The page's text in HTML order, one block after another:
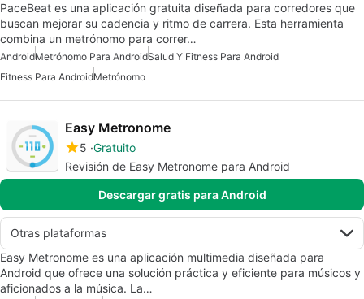
PaceBeat es una aplicación gratuita diseñada para corredores que
buscan mejorar su cadencia y ritmo de carrera. Esta herramienta
combina un metrónomo para correr…
AndroidMetrónomo Para AndroidSalud Y Fitness Para Android
Fitness Para AndroidMetrónomo
Easy Metronome
5 Gratuito
Revisión de Easy Metronome para Android
Descargar gratis para Android
Otras plataformas
Easy Metronome es una aplicación multimedia diseñada para
Android que ofrece una solución práctica y eficiente para músicos y
aficionados a la música. La…